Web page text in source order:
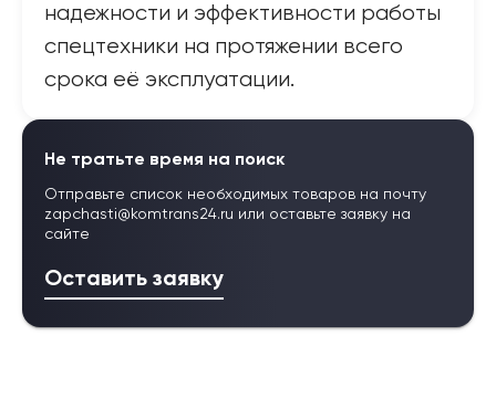
надежности и эффективности работы
спецтехники на протяжении всего
срока её эксплуатации.
Не тратьте время на поиск
Отправьте список необходимых товаров на почту
zapchasti@komtrans24.ru или оставьте заявку на
сайте
Оставить заявку